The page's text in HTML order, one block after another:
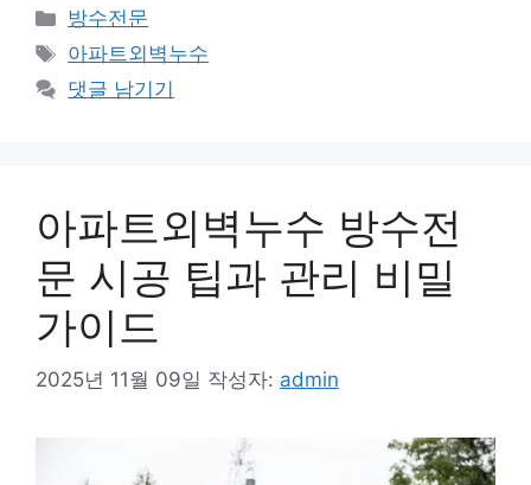
카
테
리
방수전문
태
그
아파트외벽누수
댓글 남기기
아파트외벽누수 방수전
문 시공 팁과 관리 비밀
가이드
2025년 11월 09일 작성자: admin